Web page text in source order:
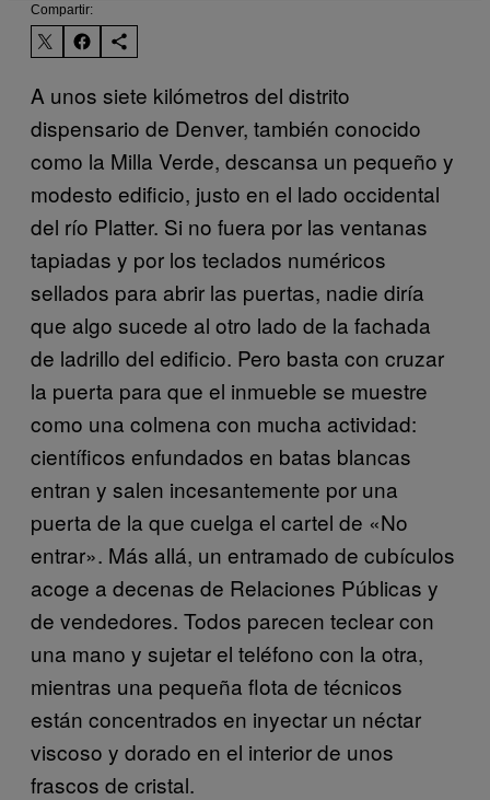
Compartir:
A unos siete kilómetros del distrito
dispensario de Denver, también conocido
como la Milla Verde, descansa un pequeño y
modesto edificio, justo en el lado occidental
del río Platter. Si no fuera por las ventanas
tapiadas y por los teclados numéricos
sellados para abrir las puertas, nadie diría
que algo sucede al otro lado de la fachada
de ladrillo del edificio. Pero basta con cruzar
la puerta para que el inmueble se muestre
como una colmena con mucha actividad:
científicos enfundados en batas blancas
entran y salen incesantemente por una
puerta de la que cuelga el cartel de «No
entrar». Más allá, un entramado de cubículos
acoge a decenas de Relaciones Públicas y
de vendedores. Todos parecen teclear con
una mano y sujetar el teléfono con la otra,
mientras una pequeña flota de técnicos
están concentrados en inyectar un néctar
viscoso y dorado en el interior de unos
frascos de cristal.